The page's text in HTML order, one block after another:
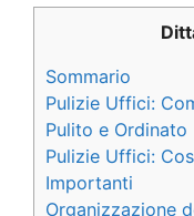
Sommario
Pulizie Uffici:
Pulito e Ordinato
Pulizie Uffici:
Importanti
Organizzazione